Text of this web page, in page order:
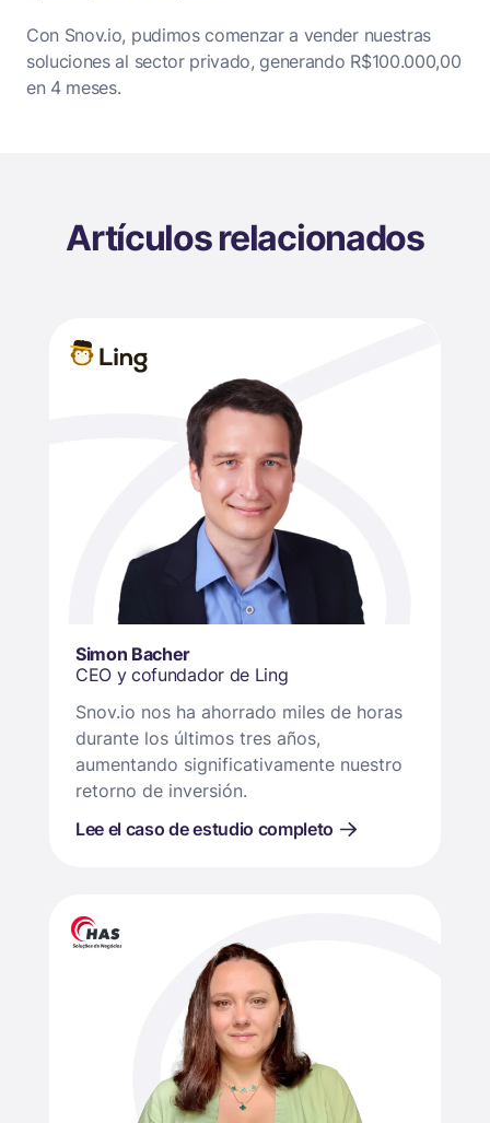
Con Snov.io, pudimos comenzar a vender nuestras
soluciones al sector privado, generando R$100.000,00
en 4 meses.
Artículos relacionados
Simon Bacher
CEO y cofundador de Ling
Snov.io nos ha ahorrado miles de horas
durante los últimos tres años,
aumentando significativamente nuestro
retorno de inversión.
Lee el caso de estudio completo